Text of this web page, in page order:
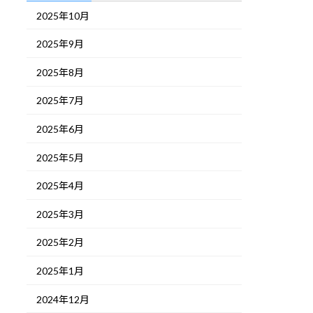
2025年10月
2025年9月
2025年8月
2025年7月
2025年6月
2025年5月
2025年4月
2025年3月
2025年2月
2025年1月
2024年12月